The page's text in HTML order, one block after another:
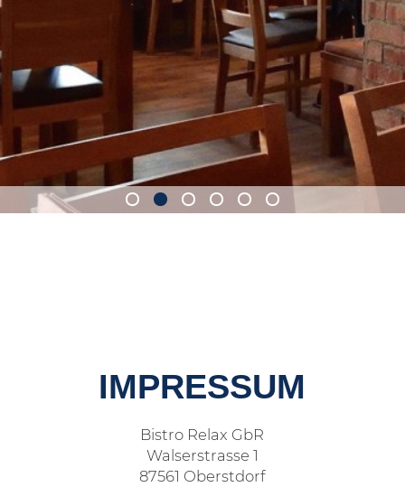
IMPRESSUM
Bistro Relax GbR
Walserstrasse 1
87561 Oberstdorf